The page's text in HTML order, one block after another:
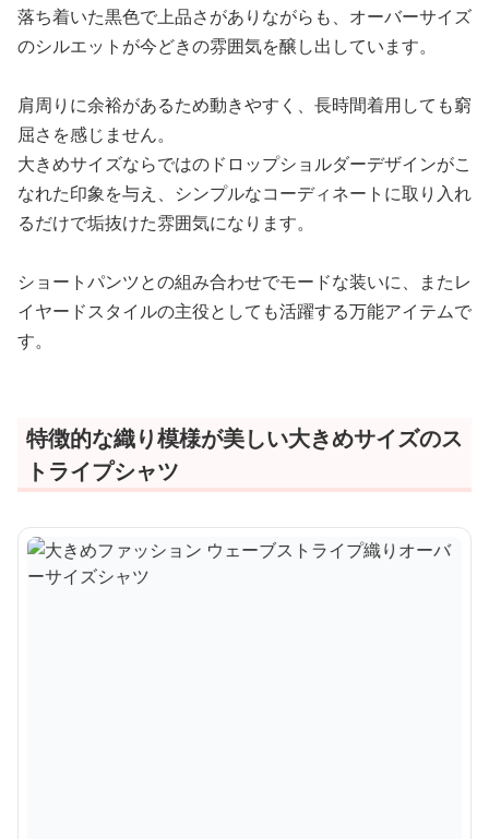
落ち着いた黒色で上品さがありながらも、オーバーサイズ
のシルエットが今どきの雰囲気を醸し出しています。
肩周りに余裕があるため動きやすく、長時間着用しても窮
屈さを感じません。
大きめサイズならではのドロップショルダーデザインがこ
なれた印象を与え、シンプルなコーディネートに取り入れ
るだけで垢抜けた雰囲気になります。
ショートパンツとの組み合わせでモードな装いに、またレ
イヤードスタイルの主役としても活躍する万能アイテムで
す。
特徴的な織り模様が美しい大きめサイズのス
トライプシャツ